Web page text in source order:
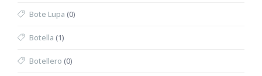
Bote Lupa (0)
Botella (1)
Botellero (0)